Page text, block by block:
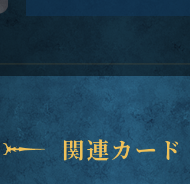
関連カード